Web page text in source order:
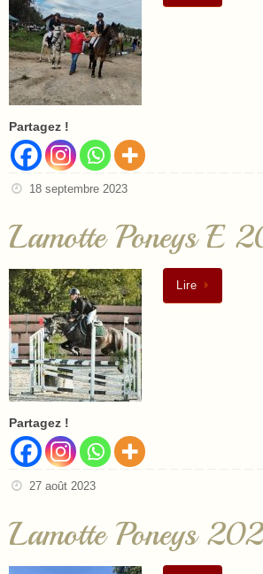
Partagez !
18 septembre 2023
Lamotte Poneys E
Lire
Partagez !
27 août 2023
Lamotte Poneys